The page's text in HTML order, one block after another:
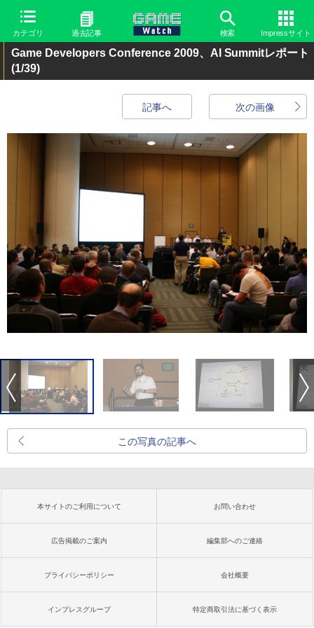
カテゴリ 過去記事 検索 Impressサイト
Game Developers Conference 2009、AI Summitレポート
(1/39)
次の画像
記事へ
この写真の記事へ
本サイトのご利用について お問い合わせ
広告掲載のご案内 編集部へのご連絡
プライバシーポリシー 会社概要
インプレスグループ 特定商取引法に基づく表示